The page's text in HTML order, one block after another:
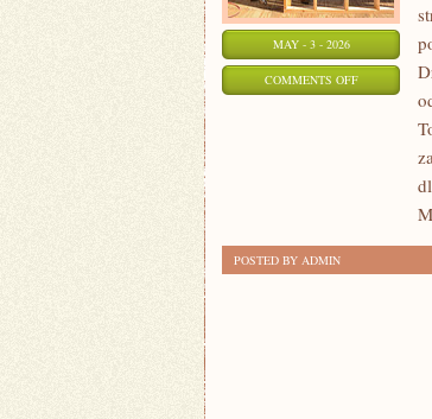
MAY - 3 - 2026
COMMENTS OFFON
ZAKUPOWY
POSTED BY ADMIN